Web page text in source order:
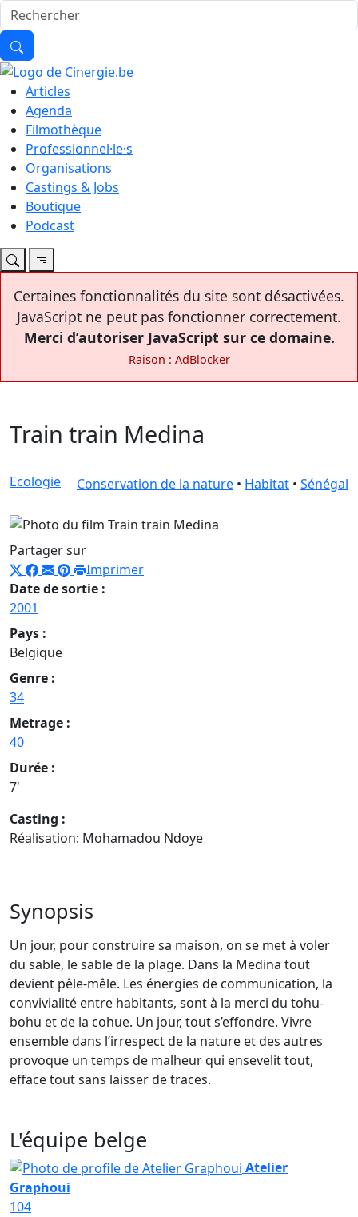
Articles
Agenda
Filmothèque
Professionnel·le·s
Organisations
Castings & Jobs
Boutique
Podcast
Certaines fonctionnalités du site sont désactivées.
JavaScript ne peut pas fonctionner correctement.
Merci d’autoriser JavaScript sur ce domaine.
Raison : AdBlocker
Train train Medina
Ecologie Conservation de la nature • Habitat • Sénégal
Partager sur
Imprimer
Date de sortie :
2001
Pays :
Belgique
Genre :
34
Metrage :
40
Durée :
7'
Casting :
Réalisation: Mohamadou Ndoye
Synopsis
Un jour, pour construire sa maison, on se met à voler
du sable, le sable de la plage. Dans la Medina tout
devient pêle-mêle. Les énergies de communication, la
convivialité entre habitants, sont à la merci du tohu-
bohu et de la cohue. Un jour, tout s’effondre. Vivre
ensemble dans l’irrespect de la nature et des autres
provoque un temps de malheur qui ensevelit tout,
efface tout sans laisser de traces.
L'équipe belge
Atelier
Graphoui
104